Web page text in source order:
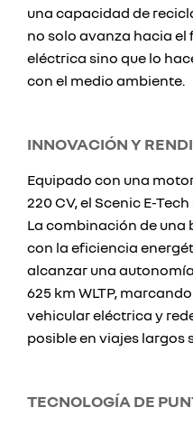
una capacidad de
no solo avanza hacia
eléctrica sino que lo
con el medio ambiente.
INNOVACIÓN Y
Equipado con una
220 CV, el Scenic E-
La combinación de
con la eficiencia
alcanzar una
625 km WLTP,
vehicular eléctrica y
posible en viajes largos
TECNOLOGÍA DE